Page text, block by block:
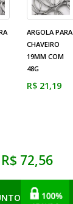
ARGOLA PARA
CHAVEIRO
19MM COM
48G
R$ 21,19
R$ 72,56